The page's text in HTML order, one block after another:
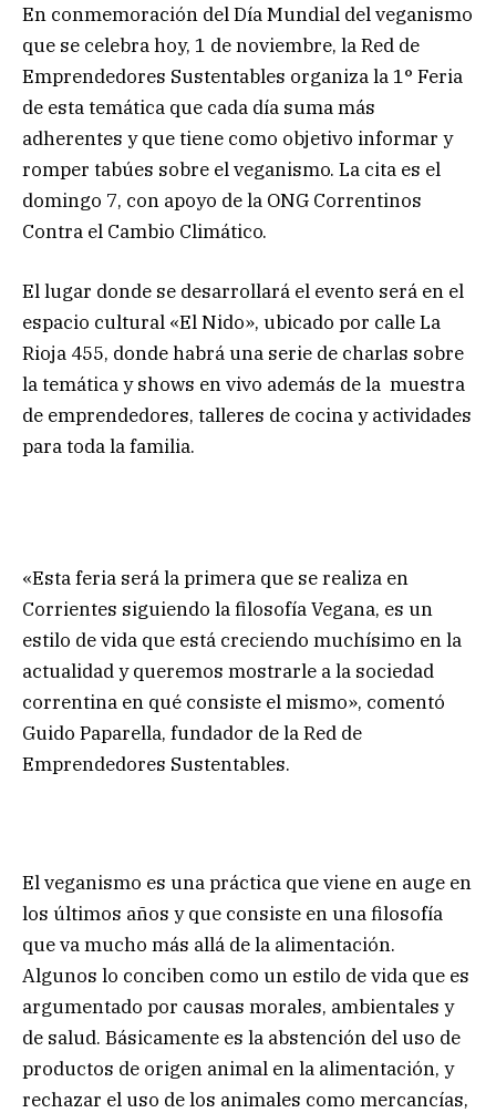
En conmemoración del Día Mundial del veganismo
que se celebra hoy, 1 de noviembre, la Red de
Emprendedores Sustentables organiza la 1° Feria
de esta temática que cada día suma más
adherentes y que tiene como objetivo informar y
romper tabúes sobre el veganismo. La cita es el
domingo 7, con apoyo de la ONG Correntinos
Contra el Cambio Climático.
El lugar donde se desarrollará el evento será en el
espacio cultural «El Nido», ubicado por calle La
Rioja 455, donde habrá una serie de charlas sobre
la temática y shows en vivo además de la muestra
de emprendedores, talleres de cocina y actividades
para toda la familia.
«Esta feria será la primera que se realiza en
Corrientes siguiendo la filosofía Vegana, es un
estilo de vida que está creciendo muchísimo en la
actualidad y queremos mostrarle a la sociedad
correntina en qué consiste el mismo», comentó
Guido Paparella, fundador de la Red de
Emprendedores Sustentables.
El veganismo es una práctica que viene en auge en
los últimos años y que consiste en una filosofía
que va mucho más allá de la alimentación.
Algunos lo conciben como un estilo de vida que es
argumentado por causas morales, ambientales y
de salud. Básicamente es la abstención del uso de
productos de origen animal en la alimentación, y
rechazar el uso de los animales como mercancías,